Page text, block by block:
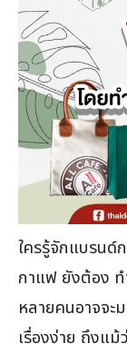
ใครรู้จักแบรนด์
กาแฟ ยังต้อง ท
หลายคนอาจจะ
เรื่องง่าย ถึงแ